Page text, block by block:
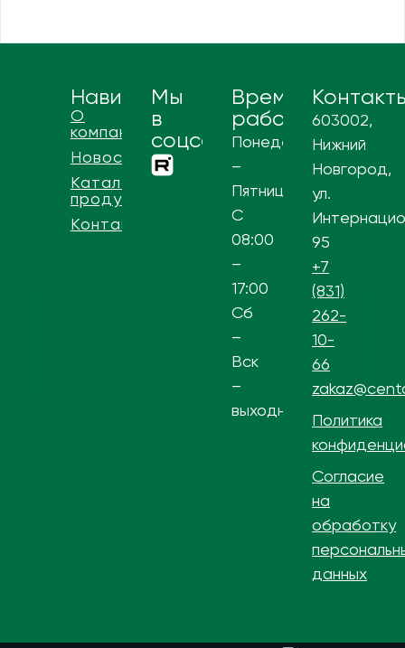
Навигация
О
компании
Новости
Каталог
продукции
Контакты
Мы
в
соцсетях
Время
работы
Понедельник
–
Пятница
С
08:00
–
17:00
Сб
–
Вск
–
выходной
603002,
Нижний
Новгород,
ул.
95
+7
(831)
262-
10-
66
Политика
Согласие
на
обработку
данных